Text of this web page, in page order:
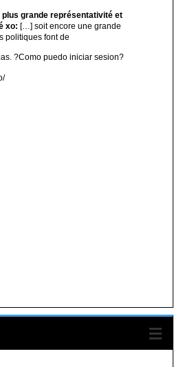
plus grande représentativité et
xo: […] soit encore une grande
politiques font de
?Como puedo iniciar sesion?